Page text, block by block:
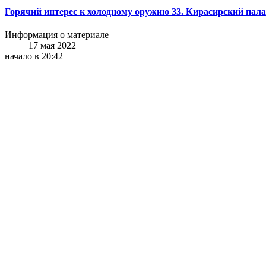
Горячий интерес к холодному оружию 33. Кирасирский
Информация о материале
17 мая 2022
начало в 20:42